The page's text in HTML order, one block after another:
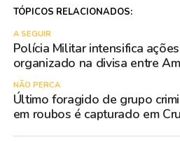
TÓPICOS RELACIONADOS:
A SEGUIR
Polícia Militar intensifica
organizado na divisa entre
NÃO PERCA
Último foragido de grupo
em roubos é capturado em